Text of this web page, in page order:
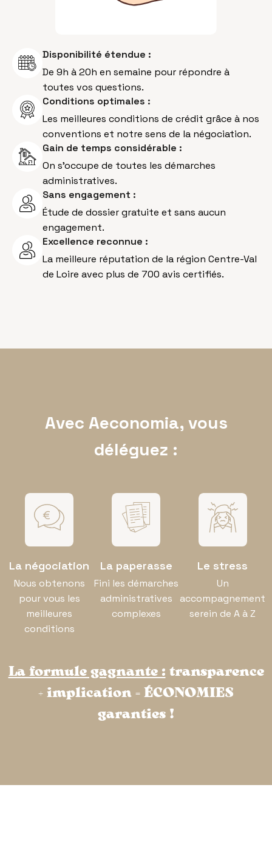
Disponibilité étendue :
De 9h à 20h en semaine pour répondre à
toutes vos questions.
Conditions optimales :
Les meilleures conditions de crédit grâce à nos
conventions et notre sens de la négociation.
Gain de temps considérable :
On s’occupe de toutes les démarches
administratives.
Sans engagement :
Étude de dossier gratuite et sans aucun
engagement.
Excellence reconnue :
La meilleure réputation de la région Centre-Val
de Loire avec plus de 700 avis certifiés.
Avec Aeconomia, vous
déléguez :
La négociation
Nous obtenons
pour vous les
meilleures
conditions
La paperasse
Fini les démarches
administratives
complexes
Le stress
Un
accompagnement
serein de A à Z
La formule gagnante : transparence
+ implication = ÉCONOMIES
garanties !